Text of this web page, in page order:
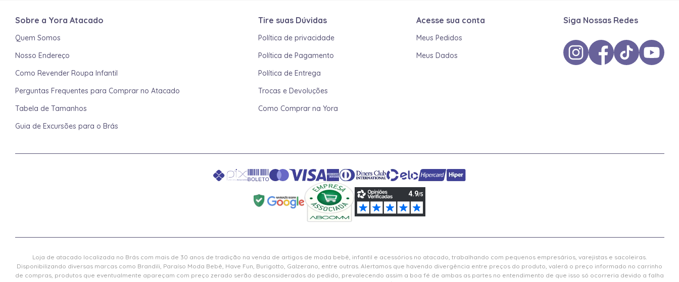
Sobre a Yora Atacado
Quem Somos
Nosso Endereço
Como Revender Roupa Infantil
Perguntas Frequentes para Comprar no Atacado
Tabela de Tamanhos
Guia de Excursões para o Brás
Tire suas Dúvidas
Política de privacidade
Política de Pagamento
Política de Entrega
Trocas e Devoluções
Como Comprar na Yora
Acesse sua conta
Meus Pedidos
Meus Dados
Siga Nossas Redes
Loja de atacado localizada no Brás com mais de 30 anos de tradição na venda de artigos de moda bebê, infantil e acessórios no atacado, trabalhando com pequenos empresários, varejistas e sacoleiras.
Disponibilizando diversas marcas como Brandili, Paraíso Moda Bebê, Have Fun, Burigotto, Galzerano, entre outras. Alertamos que havendo divergência entre preços do produto, valerá o preço informado no carrinho
de compras, produtos que eventualmente apareçam com preço zerado serão desconsiderados do pedido, prevalecendo assim a boa fé de ambas as partes no entendimento de que isso só ocorreria devido a falha